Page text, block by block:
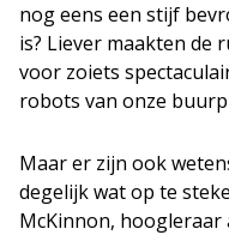
nog eens een stijf
is? Liever maakten de
voor zoiets
robots van onze
Maar er zijn ook
degelijk wat op te
McKinnon, hoogleraar